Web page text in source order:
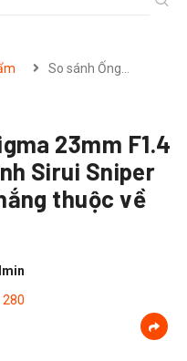
So sánh Ống…
23mm F1.4
Sirui Sniper
thuộc về
280